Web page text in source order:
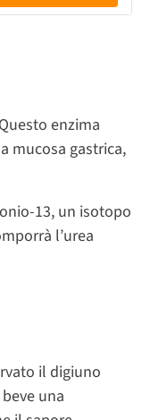
enzima
mucosa gastrica,
13, un isotopo
l’urea
il digiuno
una